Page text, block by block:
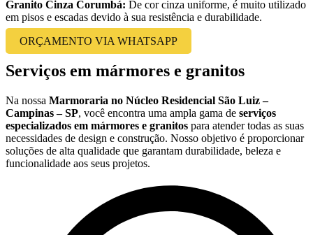
Granito Cinza Corumbá: De cor cinza uniforme, é muito utilizado
em pisos e escadas devido à sua resistência e durabilidade.
ORÇAMENTO VIA WHATSAPP
Serviços em mármores e granitos
Na nossa Marmoraria no Núcleo Residencial São Luiz –
Campinas – SP, você encontra uma ampla gama de serviços
especializados em mármores e granitos para atender todas as suas
necessidades de design e construção. Nosso objetivo é proporcionar
soluções de alta qualidade que garantam durabilidade, beleza e
funcionalidade aos seus projetos.